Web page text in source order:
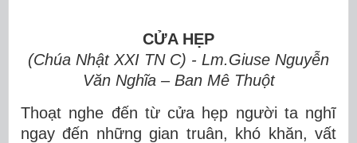
CỬA HẸP
(Chúa Nhật XXI TN C) - Lm.Giuse Nguyễn
Văn Nghĩa – Ban Mê Thuột
Thoạt nghe đến từ cửa hẹp người ta nghĩ
ngay đến những gian truân, khó khăn, vất